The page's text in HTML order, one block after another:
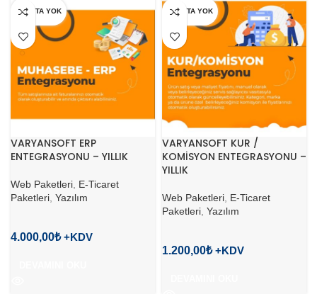
STOKTA YOK
VARYANSOFT ERP
ENTEGRASYONU – YILLIK
Web Paketleri E-Ticaret
Paketleri Yazılım
4.000,00₺
STOKTA YOK
VARYANSOFT KUR /
KOMİSYON ENTEGRASYONU –
YILLIK
Web Paketleri E-Ticaret
Paketleri Yazılım
1.200,00₺